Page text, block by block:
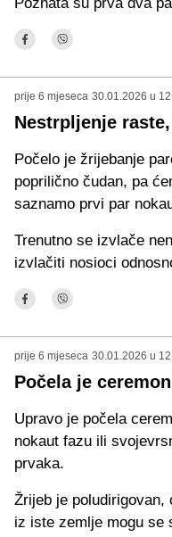
prije 6 mjeseca 30.01.2026 u
Nestrpljenje
Počelo je žrijebanje
poprilično čudan, pa
saznamo prvi par
Trenutno se izvlače
izvlačiti nosioci
prije 6 mjeseca 30.01.2026 u
Počela je
Upravo je počela
nokaut fazu ili
prvaka.
Žrijeb je
iz iste zemlje mogu se